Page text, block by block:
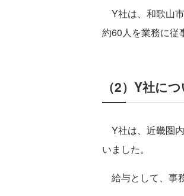
Y社は、和歌山
約60人を業務に従
（2）Y社に
Y社は、近畿圏
いました。
給与として、事